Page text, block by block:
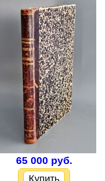
65 000 руб.
Купить